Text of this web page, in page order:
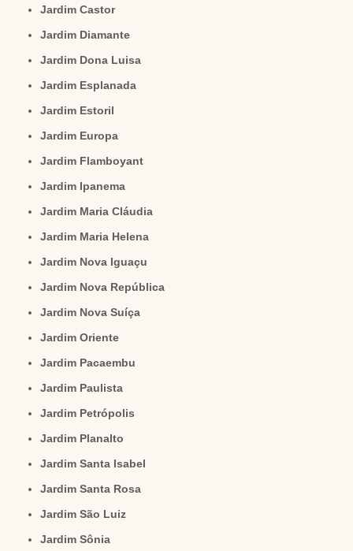
Jardim Castor
Jardim Diamante
Jardim Dona Luisa
Jardim Esplanada
Jardim Estoril
Jardim Europa
Jardim Flamboyant
Jardim Ipanema
Jardim Maria Cláudia
Jardim Maria Helena
Jardim Nova Iguaçu
Jardim Nova República
Jardim Nova Suíça
Jardim Oriente
Jardim Pacaembu
Jardim Paulista
Jardim Petrópolis
Jardim Planalto
Jardim Santa Isabel
Jardim Santa Rosa
Jardim São Luiz
Jardim Sônia